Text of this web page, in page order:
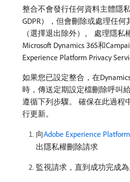
整合不會發行任何資料主體隱
GDPR），但會刪除或處理任
（選擇退出除外）。 處理隱私
Microsoft Dynamics 365和
Experience Platform Privacy
如果您已設定整合，在
時，傳送定期設定檔刪除呼叫
遵循下列步驟。 確保在此過程
行更新。
向Adobe Experience
出隱私權刪除請求
監視請求，直到成功完成